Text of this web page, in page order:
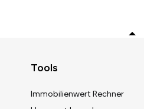
Tools
Immobilienwert Rechner